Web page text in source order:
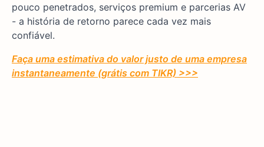
pouco penetrados, serviços premium e parcerias AV
- a história de retorno parece cada vez mais
confiável.
Faça uma estimativa do valor justo de uma empresa
instantaneamente (grátis com TIKR) >>>